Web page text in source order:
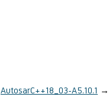
AutosarC++18_03-A5.10.1 →